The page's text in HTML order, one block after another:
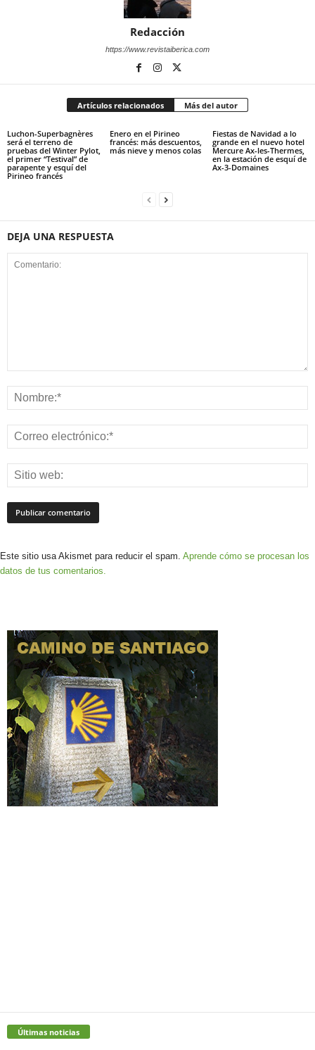
Redacción
https://www.revistaiberica.com
Artículos relacionados Más del autor
Luchon-Superbagnères
será el terreno de
pruebas del Winter Pylot,
el primer “Testival” de
parapente y esquí del
Pirineo francés
Enero en el Pirineo
francés: más descuentos,
más nieve y menos colas
Fiestas de Navidad a lo
grande en el nuevo hotel
Mercure Ax-les-Thermes,
en la estación de esquí de
Ax-3-Domaines
DEJA UNA RESPUESTA
Este sitio usa Akismet para reducir el spam. Aprende cómo se procesan los
datos de tus comentarios.
Últimas noticias